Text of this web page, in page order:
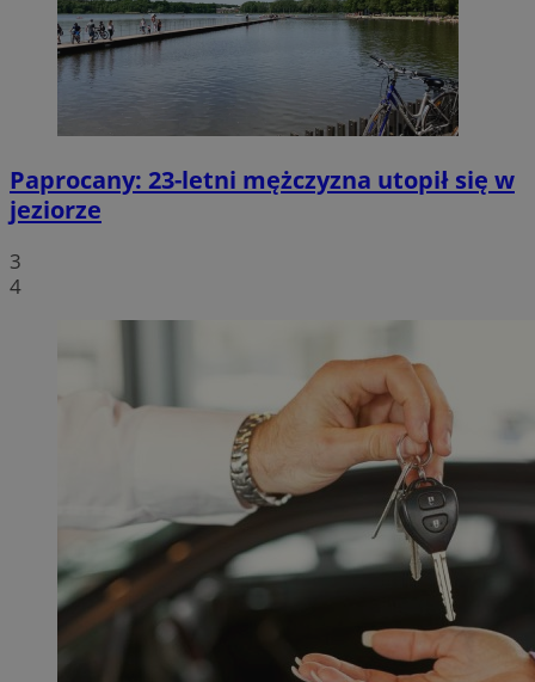
Paprocany: 23-letni mężczyzna utopił się w
jeziorze
3
4